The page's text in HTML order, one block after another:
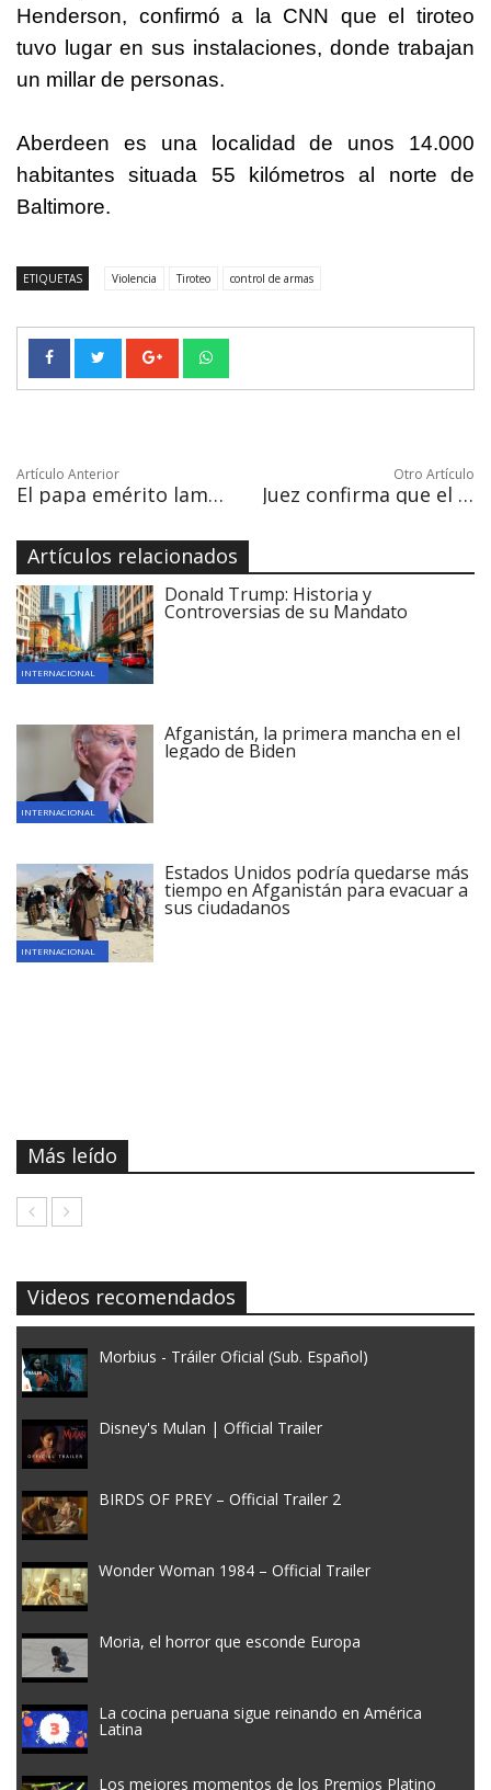
Henderson, confirmó a la CNN que el tiroteo
tuvo lugar en sus instalaciones, donde trabajan
un millar de personas.
Aberdeen es una localidad de unos 14.000
habitantes situada 55 kilómetros al norte de
Baltimore.
ETIQUETAS Violencia Tiroteo control de armas
Artículo Anterior
El papa emérito lamenta en una carta la situación de la Iglesia
Otro Artículo
Juez confirma que el juicio a "El Chapo" empezará el 5 de noviembre en EE.UU.
Artículos relacionados
INTERNACIONAL
Donald Trump: Historia y
Controversias de su Mandato
INTERNACIONAL
Afganistán, la primera mancha en el
legado de Biden
INTERNACIONAL
Estados Unidos podría quedarse más
tiempo en Afganistán para evacuar a
sus ciudadanos
Más leído
Videos recomendados
Morbius - Tráiler Oficial (Sub. Español)
Disney's Mulan | Official Trailer
BIRDS OF PREY – Official Trailer 2
Wonder Woman 1984 – Official Trailer
Moria, el horror que esconde Europa
La cocina peruana sigue reinando en América
Latina
Los mejores momentos de los Premios Platino